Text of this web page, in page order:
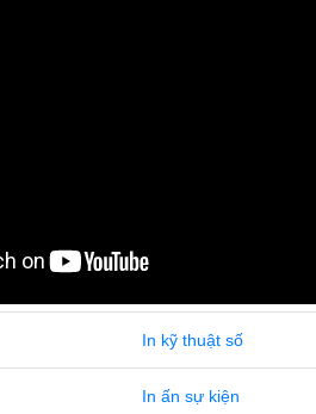
In kỹ thuật số
In ấn sự kiện